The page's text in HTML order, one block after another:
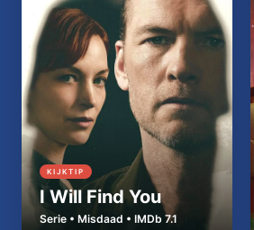
KIJKTIP
I Will Find You
Serie • Misdaad • IMDb 7.1